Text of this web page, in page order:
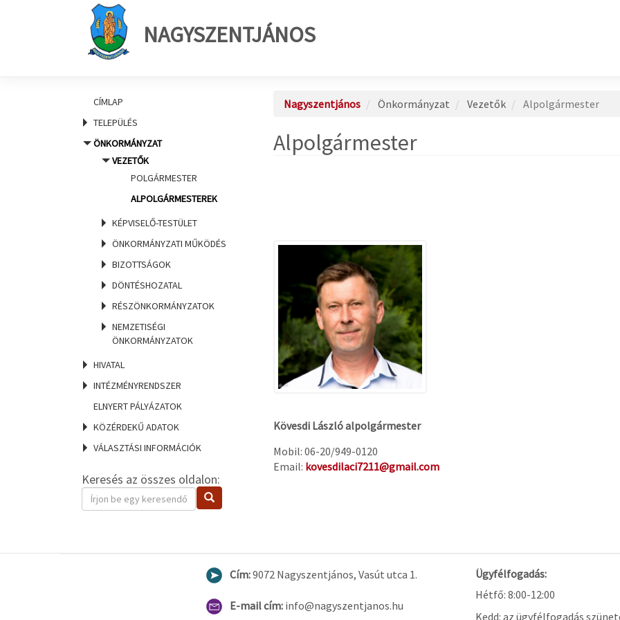
NAGYSZENTJÁNOS
CÍMLAP
TELEPÜLÉS
ÖNKORMÁNYZAT
VEZETŐK
POLGÁRMESTER
ALPOLGÁRMESTEREK
KÉPVISELŐ-TESTÜLET
ÖNKORMÁNYZATI MŰKÖDÉS
BIZOTTSÁGOK
DÖNTÉSHOZATAL
RÉSZÖNKORMÁNYZATOK
NEMZETISÉGI
ÖNKORMÁNYZATOK
HIVATAL
INTÉZMÉNYRENDSZER
ELNYERT PÁLYÁZATOK
KÖZÉRDEKŰ ADATOK
VÁLASZTÁSI INFORMÁCIÓK
Keresés az összes oldalon:
Keresendő
kifejezés
Keresés
Nagyszentjános Önkormányzat Vezetők Alpolgármester
Alpolgármester
Kövesdi László alpolgármester
Mobil: 06-20/949-0120
Email: kovesdilaci7211@gmail.com
Cím:9072 Nagyszentjános, Vasút utca 1.
E-mail cím: info@nagyszentjanos.hu
Ügyfélfogadás:
Hétfő: 8:00-12:00
Kedd: az ügyfélfogadás